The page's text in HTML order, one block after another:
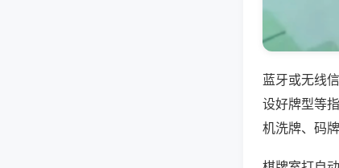
蓝牙或无线
设好牌型等
机洗牌、码